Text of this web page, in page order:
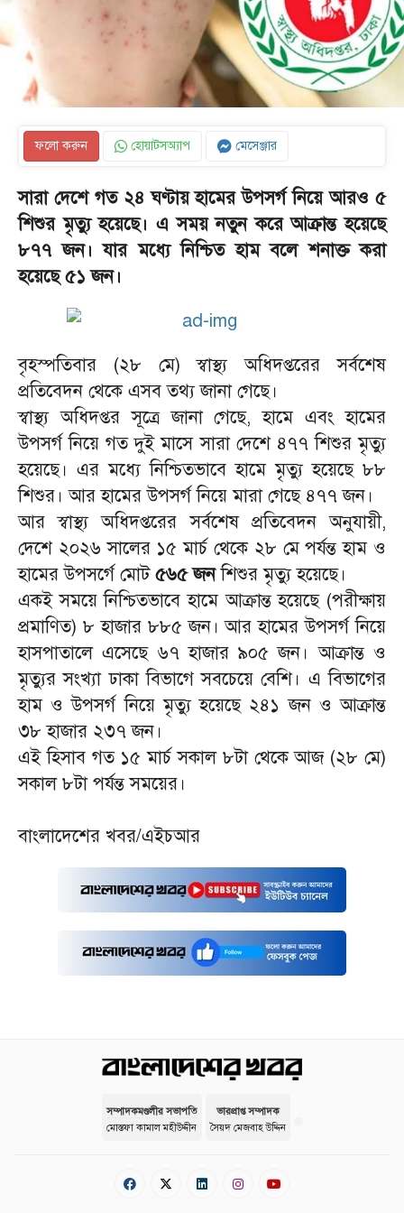
ফলো করুন হোয়াটসঅ্যাপ মেসেঞ্জার
সারা দেশে গত ২৪ ঘণ্টায়হামের উপসর্গ নিয়ে আরও ৫
শিশুর মৃত্যু হয়েছে। এ সময় নতুন করে আক্রান্ত হয়েছে
৮৭৭ জন। যার মধ্যে নিশ্চিত হাম বলে শনাক্ত করা
হয়েছে ৫১ জন।
‎বৃহস্পতিবার (২৮ মে) স্বাস্থ্য অধিদপ্তরের সর্বশেষ
প্রতিবেদন থেকে এসব তথ্য জানা গেছে।
‎স্বাস্থ্য অধিদপ্তর সূত্রে জানা গেছে, হামে এবং হামের
উপসর্গ নিয়ে গত দুই মাসে সারা দেশে ৪৭৭ শিশুর মৃত্যু
হয়েছে। এর মধ্যে নিশ্চিতভাবে হামে মৃত্যু হয়েছে ৮৮
শিশুর। আর হামের উপসর্গ নিয়ে মারা গেছে ৪৭৭ জন।
আর‎স্বাস্থ্য অধিদপ্তরের সর্বশেষ প্রতিবেদন অনুযায়ী,
দেশে ২০২৬ সালের ১৫ মার্চ থেকে ২৮ মে পর্যন্ত হাম ও
হামের উপসর্গে মোট ৫৬৫ জনশিশুর মৃত্যু হয়েছে।
‎একই সময়ে নিশ্চিতভাবে হামে আক্রান্ত হয়েছে (পরীক্ষায়
প্রমাণিত) ৮ হাজার ৮৮৫ জন। আর হামের উপসর্গ নিয়ে
হাসপাতালে এসেছে ৬৭ হাজার ৯০৫ জন। আক্রান্ত ও
মৃত্যুর সংখ্যা ঢাকা বিভাগে সবচেয়ে বেশি। এ বিভাগের
হাম ও উপসর্গ নিয়ে মৃত্যু হয়েছে ২৪১ জন ও আক্রান্ত
৩৮ হাজার ২৩৭ জন।
‎এই হিসাব গত ১৫ মার্চ সকাল ৮টা থেকে আজ (২৮ মে)
সকাল ৮টা পর্যন্ত সময়ের।
‎বাংলাদেশের খবর/এইচআর
সম্পাদকমণ্ডলীর সভাপতি
মোস্তফা কামাল মহীউদ্দীন
ভারপ্রাপ্ত সম্পাদক
সৈয়দ মেজবাহ উদ্দিন